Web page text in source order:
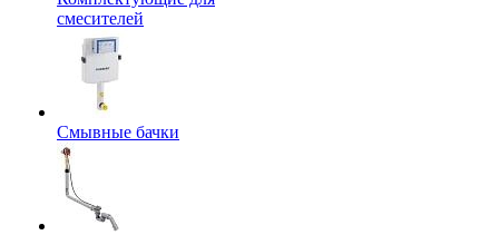
смесителей
Смывные бачки